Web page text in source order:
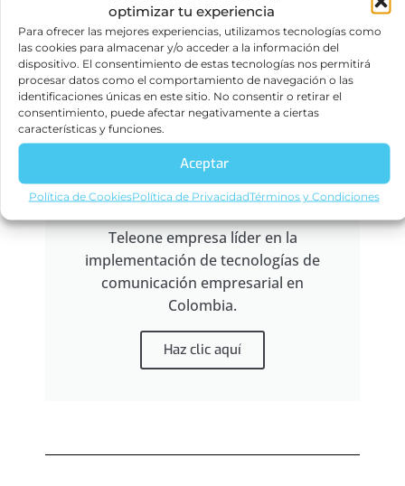
optimizar tu experiencia
Para ofrecer las mejores experiencias, utilizamos tecnologías como
las cookies para almacenar y/o acceder a la información del
dispositivo. El consentimiento de estas tecnologías nos permitirá
procesar datos como el comportamiento de navegación o las
identificaciones únicas en este sitio. No consentir o retirar el
consentimiento, puede afectar negativamente a ciertas
características y funciones.
Aceptar
Política de CookiesPolítica de PrivacidadTérminos y Condiciones
Contáctanos por el
mejor servicio de PBX
para instituciones
educativas
Teleone empresa líder en la
implementación de tecnologías de
comunicación empresarial en
Colombia.
Haz clic aquí